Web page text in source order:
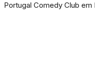
Portugal Comedy Club em